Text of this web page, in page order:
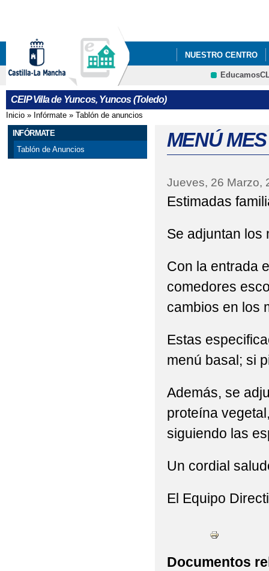
NUESTRO CENTRO
APRENDE A
FICHA INSCRIPCIÓN
INFORMACIÓN DE LA
MENU COMEDOR
MI MALETA DE
NUEVO PORTAL DE
PROYECTO
PROYECTO
CEIP Villa de Yuncos, Yuncos (Toledo)
Se encuentra usted aquí
Inicio » Infórmate » Tablón de anuncios
INFÓRMATE
Tablón de Anuncios
MENÚ
Jueves, 26 Marzo,
Estimadas
Se adjuntan los
Con la entrada
comedores
cambios en los
Estas
menú basal; si
Además, se
proteína
siguiendo las
Un cordial
El Equipo
Documentos